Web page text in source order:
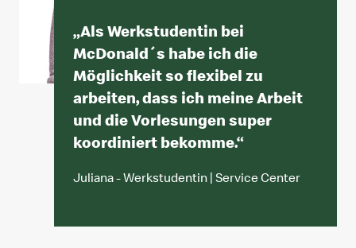
„Als Werkstudentin bei
McDonald´s habe ich die
Möglichkeit so flexibel zu
arbeiten, dass ich meine Arbeit
und die Vorlesungen super
koordiniert bekomme.“
Juliana - Werkstudentin | Service Center